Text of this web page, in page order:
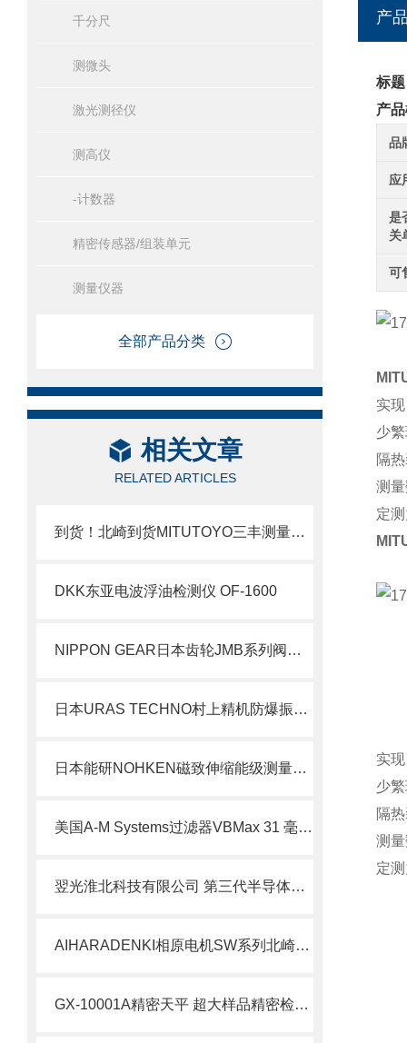
千分尺
测微头
激光测径仪
测高仪
-计数器
精密传感器/组装单元
测量仪器
全部产品分类
相关文章
RELATED ARTICLES
到货！北崎到货MITUTOYO三丰测量工具数显千分尺
DKK东亚电波浮油检测仪 OF-1600
NIPPON GEAR日本齿轮JMB系列阀门执行器JMB-0北崎热卖
日本URAS TECHNO村上精机防爆振动器KZE-6-4B
日本能研NOHKEN磁致伸缩能级测量仪MS200S北崎有售
美国A-M Systems过滤器VBMax 31 毫米 PFT 滤光片北崎热卖
翌光淮北科技有限公司 第三代半导体光电器件封装工艺解析
AIHARADENKI相原电机SW系列北崎热卖
GX-10001A精密天平 超大样品精密检测场景应用详解
产
标
产
品
应
是
关
可
实
少
隔
测
定
实
少
隔
测
定